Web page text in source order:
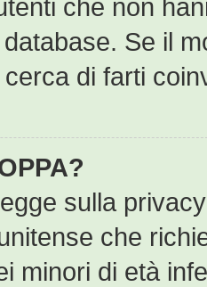
che non
Se il
di farti
sulla
che
minori di età